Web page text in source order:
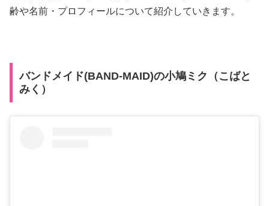
齢や名前・プロフィールについて紹介していきます。
バンドメイド(BAND-MAID)の小鳩ミク（こばと
みく）